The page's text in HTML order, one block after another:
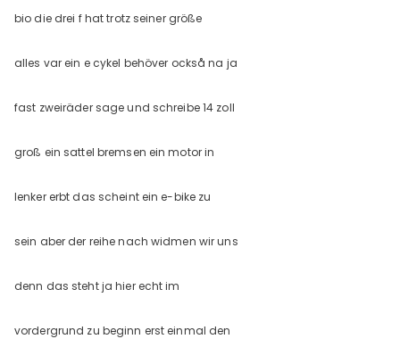
bio die drei f hat trotz seiner größe
alles var ein e cykel behöver också na ja
fast zweiräder sage und schreibe 14 zoll
groß ein sattel bremsen ein motor in
lenker erbt das scheint ein e-bike zu
sein aber der reihe nach widmen wir uns
denn das steht ja hier echt im
vordergrund zu beginn erst einmal den